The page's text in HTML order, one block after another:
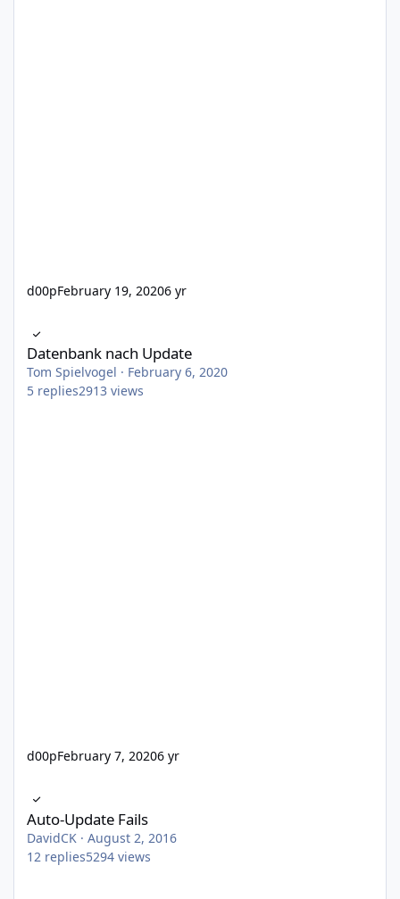
d00pFebruary 19, 20206 yr
Datenbank nach Update
Tom Spielvogel · February 6, 2020
5 replies2913 views
d00pFebruary 7, 20206 yr
Auto-Update Fails
DavidCK · August 2, 2016
12 replies5294 views